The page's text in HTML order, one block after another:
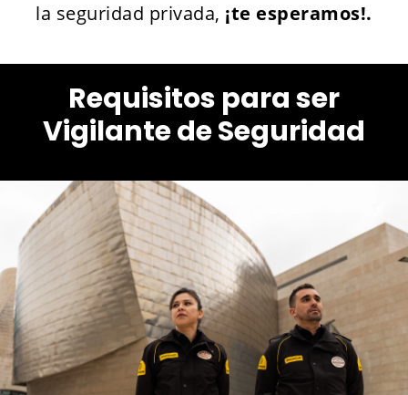
la seguridad privada, ¡te esperamos!.
Requisitos para ser
Vigilante de Seguridad